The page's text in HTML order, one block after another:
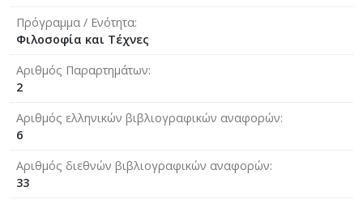
Πρόγραμμα / Ενότητα
Φιλοσοφία και Τέχνες
Αριθμός Παραρτημάτων
2
Αριθμός ελληνικών βιβλιογραφικών αναφορών
6
Αριθμός διεθνών βιβλιογραφικών αναφορών
33